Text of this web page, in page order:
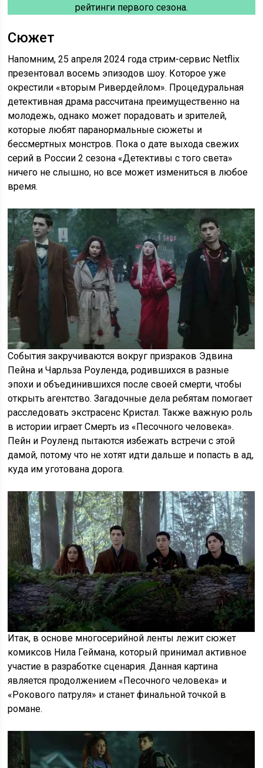
рейтинги первого сезона.
Сюжет
Напомним, 25 апреля 2024 года стрим-сервис Netflix
презентовал восемь эпизодов шоу. Которое уже
окрестили «вторым Ривердейлом». Процедуральная
детективная драма рассчитана преимущественно на
молодежь, однако может порадовать и зрителей,
которые любят паранормальные сюжеты и
бессмертных монстров. Пока о дате выхода свежих
серий в России 2 сезона «Детективы с того света»
ничего не слышно, но все может измениться в любое
время.
События закручиваются вокруг призраков Эдвина
Пейна и Чарльза Роуленда, родившихся в разные
эпохи и объединившихся после своей смерти, чтобы
открыть агентство. Загадочные дела ребятам помогает
расследовать экстрасенс Кристал. Также важную роль
в истории играет Смерть из «Песочного человека».
Пейн и Роуленд пытаются избежать встречи с этой
дамой, потому что не хотят идти дальше и попасть в ад,
куда им уготована дорога.
Итак, в основе многосерийной ленты лежит сюжет
комиксов Нила Геймана, который принимал активное
участие в разработке сценария. Данная картина
является продолжением «Песочного человека» и
«Рокового патруля» и станет финальной точкой в
романе.